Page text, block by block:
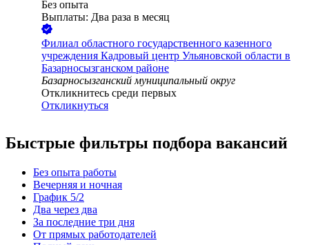
Без опыта
Выплаты: Два раза в месяц
Филиал областного государственного казенного
учреждения Кадровый центр Ульяновской области в
Базарносызганском районе
Базарносызганский муниципальный округ
Откликнитесь среди первых
Откликнуться
Быстрые фильтры подбора вакансий
Без опыта работы
Вечерняя и ночная
График 5/2
Два через два
За последние три дня
От прямых работодателей